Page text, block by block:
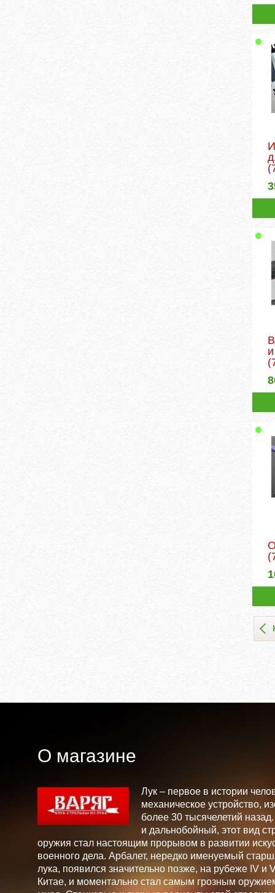
О магазине
Лук – первое в истории
механическое устройство,
более 30 тысячелетий
и дальнобойный, этот вид
оружия стал настоящим прорывом в развитии
военного дела. Арбалет, нередко именуемый
лука, появился значительно позже, на рубеже IV и
Китае, и моментально стал самым грозным